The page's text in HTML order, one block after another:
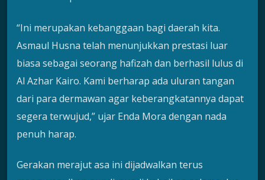
“Ini merupakan kebanggaan bagi daerah kita.
Asmaul Husna telah menunjukkan prestasi luar
biasa sebagai seorang hafizah dan berhasil lulus di
Al Azhar Kairo. Kami berharap ada uluran tangan
dari para dermawan agar keberangkatannya dapat
segera terwujud,” ujar Enda Mora dengan nada
penuh harap.
Gerakan merajut asa ini dijadwalkan terus